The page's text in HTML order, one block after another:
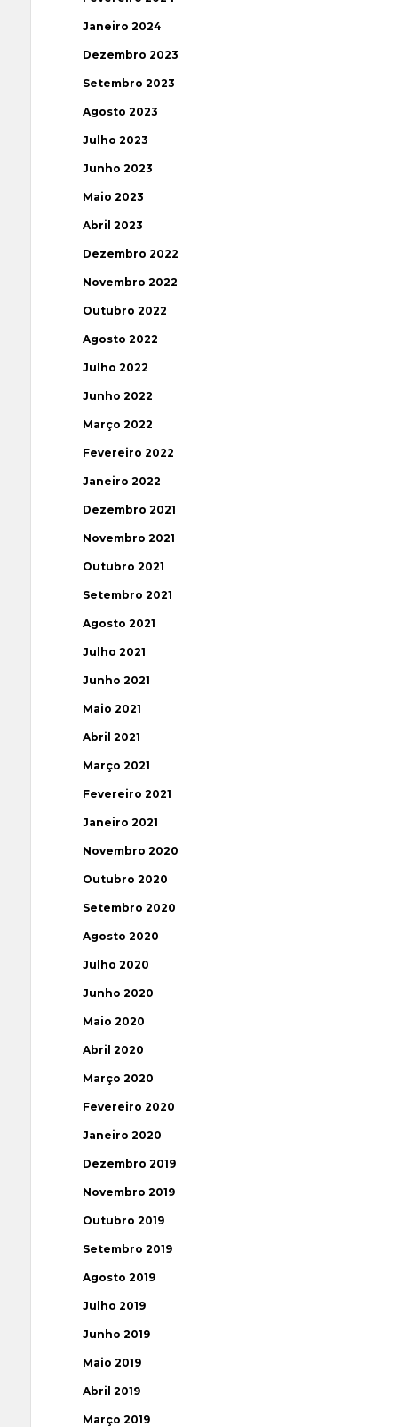
Janeiro 2024
Dezembro 2023
Setembro 2023
Agosto 2023
Julho 2023
Junho 2023
Maio 2023
Abril 2023
Dezembro 2022
Novembro 2022
Outubro 2022
Agosto 2022
Julho 2022
Junho 2022
Março 2022
Fevereiro 2022
Janeiro 2022
Dezembro 2021
Novembro 2021
Outubro 2021
Setembro 2021
Agosto 2021
Julho 2021
Junho 2021
Maio 2021
Abril 2021
Março 2021
Fevereiro 2021
Janeiro 2021
Novembro 2020
Outubro 2020
Setembro 2020
Agosto 2020
Julho 2020
Junho 2020
Maio 2020
Abril 2020
Março 2020
Fevereiro 2020
Janeiro 2020
Dezembro 2019
Novembro 2019
Outubro 2019
Setembro 2019
Agosto 2019
Julho 2019
Junho 2019
Maio 2019
Abril 2019
Março 2019